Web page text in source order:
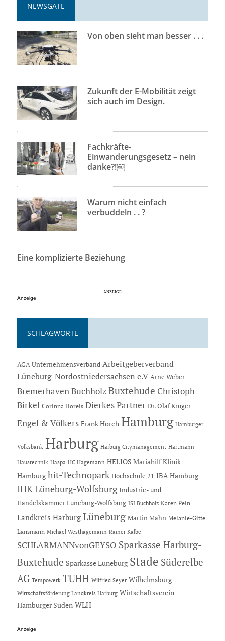
NEWSGATE
Von oben sieht man besser . . .
Zukunft der E-Mobilität zeigt
sich auch im Design.
Fachkräfte-
Einwanderungsgesetz – nein
danke?!￼
Warum nicht einfach
verbuddeln . . ?
Eine komplizierte Beziehung
Anzeige
SCHLAGWORTE
AGA Unternehmensverband Arbeitgeberverband
Lüneburg-Nordostniedersachsen e.V Arne Weber
Bremerhaven Buchholz Buxtehude Christoph
Birkel Corinna Horeis Dierkes Partner Dr. Olaf Krüger
Engel & Völkers Frank Horch Hamburg Hamburger
Volksbank Harburg Harburg Citymanagement Hartmann
Haustechnik Haspa HC Hagemann HELIOS Mariahilf Klinik
Hamburg hit-Technopark Hochschule 21 IBA Hamburg
IHK Lüneburg-Wolfsburg Industrie- und
Handelskammer Lüneburg-Wolfsburg ISI Buchholz Karen Pein
Landkreis Harburg Lüneburg Martin Mahn Melanie-Gitte
Lansmann Michael Westhagemann Rainer Kalbe
SCHLARMANNvonGEYSO Sparkasse Harburg-
Buxtehude Sparkasse Lüneburg Stade Süderelbe
AG Tempowerk TUHH Wilfried Seyer Wilhelmsburg
Wirtschaftsförderung Landkreis Harburg Wirtschaftsverein
Hamburger Süden WLH
Anzeige